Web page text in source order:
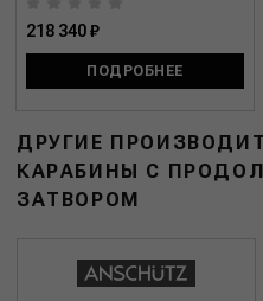
218 340 ₽
ПОДРОБНЕЕ
ДРУГИЕ
КАРАБИНЫ С
ЗАТВОРОМ